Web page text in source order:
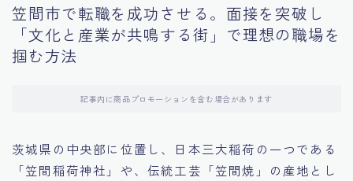
11.オンライン面接の成功への鍵
12.転職先企業の文化を深く理解する
14.キャリアアップのための面接戦略
笠間市で転職を成功させる。面接を突破し
「文化と産業が共鳴する街」で理想の職場を
掴む方法
記事内に商品プロモーションを含む場合があります
茨城県の中央部に位置し、日本三大稲荷の一つである
「笠間稲荷神社」や、伝統工芸「笠間焼」の産地とし